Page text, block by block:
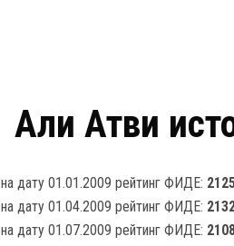
Али Атви
на дату 01.01.2009 рейтинг ФИДЕ:
на дату 01.04.2009 рейтинг ФИДЕ:
на дату 01.07.2009 рейтинг ФИДЕ: